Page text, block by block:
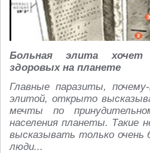
Больная элита хочет
здоровых на планете
Главные паразиты,
элитой, открыто
мечты по
населения планеты. Такие
высказывать только очень
люди...